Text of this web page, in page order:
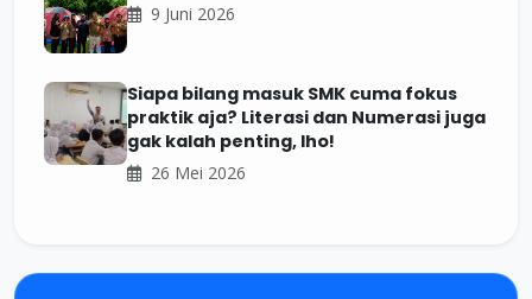
9 Juni 2026
Siapa bilang masuk SMK cuma fokus
praktik aja? Literasi dan Numerasi juga
gak kalah penting, lho!
26 Mei 2026